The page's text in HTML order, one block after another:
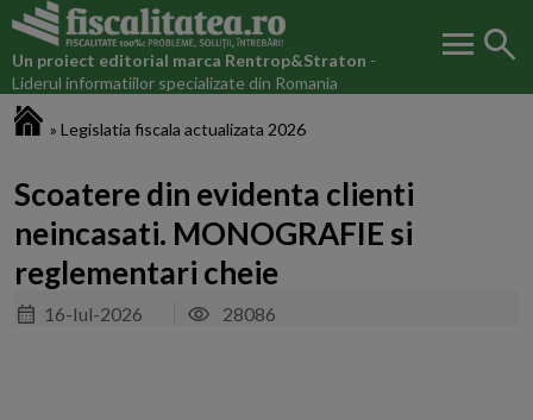
Un proiect editorial marca Rentrop&Straton -
Liderul informatiilor specializate din Romania
menu search
» Legislatia fiscala actualizata 2026
Scoatere din evidenta clienti
neincasati. MONOGRAFIE si
reglementari cheie
16-Iul-2026 28086